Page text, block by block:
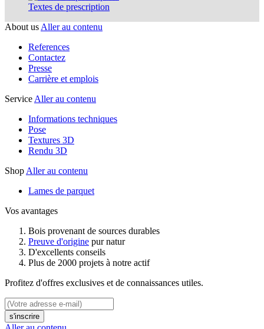
Textes de prescription
About us Aller au contenu
References
Contactez
Presse
Carrière et emplois
Service Aller au contenu
Informations techniques
Pose
Textures 3D
Rendu 3D
Shop Aller au contenu
Lames de parquet
Vos avantages
Bois provenant de sources durables
Preuve d'origine pur natur
D'excellents conseils
Plus de 2000 projets à notre actif
Profitez d'offres exclusives et de connaissances utiles.
s'inscrire